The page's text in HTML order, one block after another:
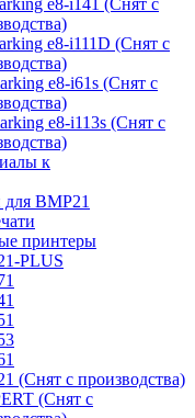
e8-i141 (Снят с
e8-i111D (Снят с
e8-i61s (Снят с
e8-i113s (Снят с
к
BMP21
принтеры
PLUS
(Снят с производства)
(Снят с